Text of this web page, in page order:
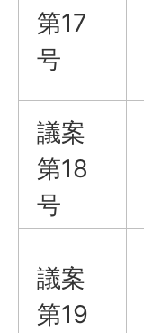
第17
号
議案
第18
号
議案
第19